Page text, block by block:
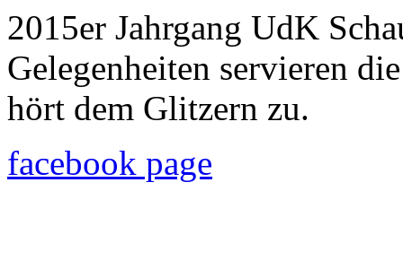
2015er Jahrgang UdK
Gelegenheiten servieren
hört dem Glitzern zu.
facebook page